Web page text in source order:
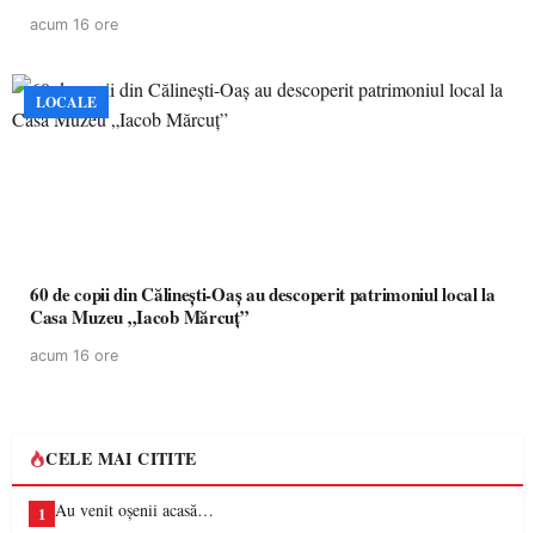
acum 16 ore
LOCALE
60 de copii din Călinești-Oaș au descoperit patrimoniul local la
Casa Muzeu „Iacob Mărcuț”
acum 16 ore
CELE MAI CITITE
1 Au venit oșenii acasă…